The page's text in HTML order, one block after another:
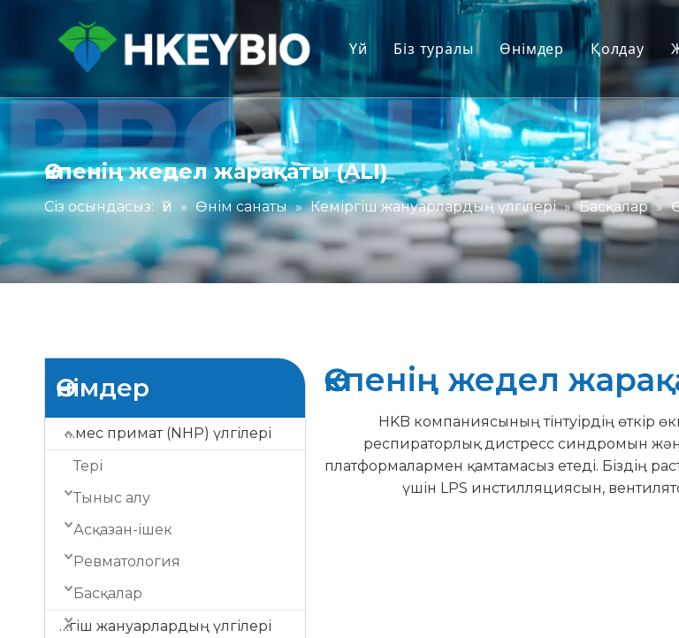
Үй Біз туралы Өнімдер
Адам емес примат
Кеміргіш
Адам тіндері және Ex
Біріктірілген
Трансляциялық
IND жіберуді қолдау
Қолдау
Қызмет
Жүктеп
Жиі
Өкпенің жедел жарақаты (ALI)
Сіз осындасыз: Үй » Өнім санаты » Кеміргіш жануарлардың үлгілері » Басқалар »
Өнімдер
Адам емес примат (NHP) үлгілері
Тері
Тыныс алу
Асқазан-ішек
Ревматология
Басқалар
Кеміргіш жануарлардың үлгілері
Өкпенің жедел
HKB компаниясының тінтуірдің өткір
респираторлық дистресс синдромын
платформалармен қамтамасыз етеді. Біздің
үшін LPS инстилляциясын,